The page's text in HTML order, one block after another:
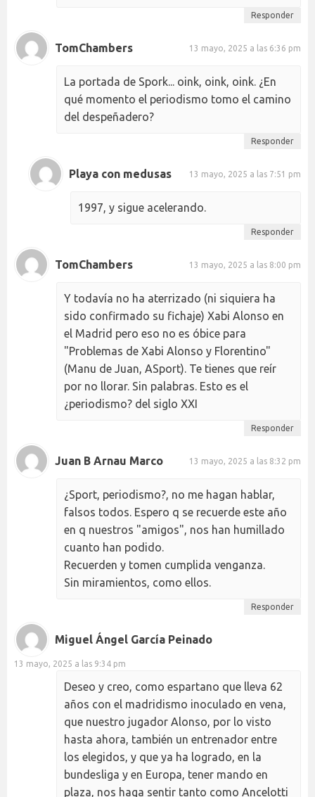
Responder
TomChambers 13 mayo, 2025 a las 6:36 pm
La portada de Spork... oink, oink, oink. ¿En
qué momento el periodismo tomo el camino
del despeñadero?
Responder
Playa con medusas 13 mayo, 2025 a las 7:51 pm
1997, y sigue acelerando.
Responder
TomChambers 13 mayo, 2025 a las 8:00 pm
Y todavía no ha aterrizado (ni siquiera ha
sido confirmado su fichaje) Xabi Alonso en
el Madrid pero eso no es óbice para
"Problemas de Xabi Alonso y Florentino"
(Manu de Juan, ASport). Te tienes que reír
por no llorar. Sin palabras. Esto es el
¿periodismo? del siglo XXI
Responder
Juan B Arnau Marco 13 mayo, 2025 a las 8:32 pm
¿Sport, periodismo?, no me hagan hablar,
falsos todos. Espero q se recuerde este año
en q nuestros "amigos", nos han humillado
cuanto han podido.
Recuerden y tomen cumplida venganza.
Sin miramientos, como ellos.
Responder
Miguel Ángel García Peinado
13 mayo, 2025 a las 9:34 pm
Deseo y creo, como espartano que lleva 62
años con el madridismo inoculado en vena,
que nuestro jugador Alonso, por lo visto
hasta ahora, también un entrenador entre
los elegidos, y que ya ha logrado, en la
bundesliga y en Europa, tener mando en
plaza, nos haga sentir tanto como Ancelotti